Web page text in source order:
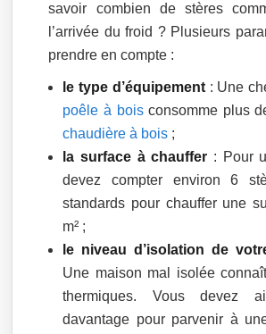
savoir combien de stères
l’arrivée du froid ? Plusieurs
prendre en compte :
le type d’équipement: Une
poêle à boisconsomme plus
chaudière à bois ;
la surface à chauffer : Pour
devez compter environ 6
standards pour chauffer une
m² ;
le niveau d’isolation de
Une maison mal isolée
thermiques. Vous devez
davantage pour parvenir à